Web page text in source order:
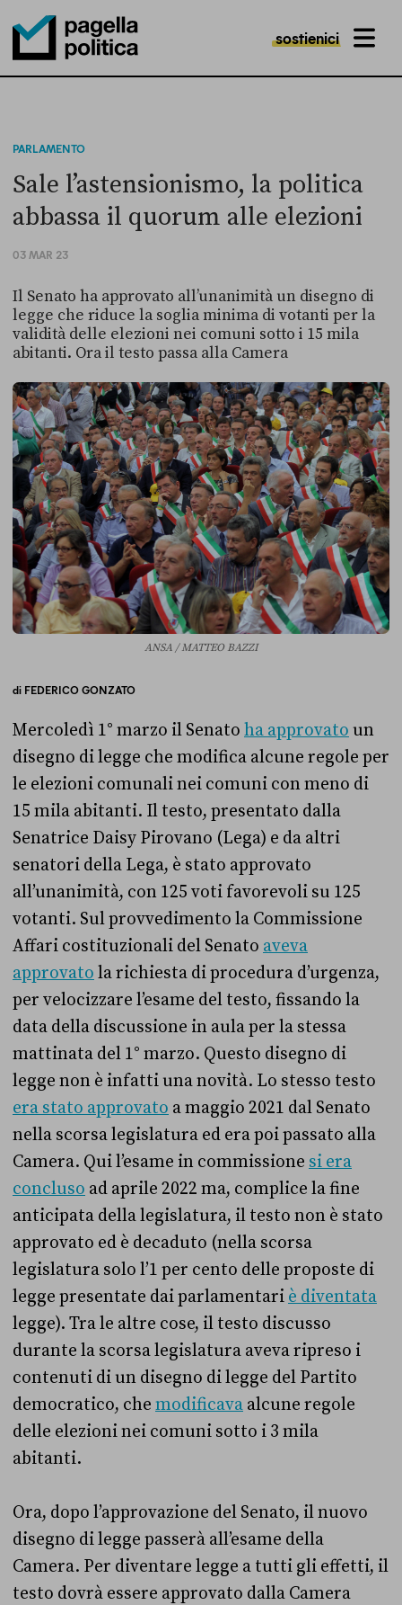
Pagella Politica Logo
sostienici MENU
PARLAMENTO
Sale l’astensionismo, la politica
abbassa il quorum alle elezioni
03 MAR 23
Il Senato ha approvato all’unanimità un disegno di
legge che riduce la soglia minima di votanti per la
validità delle elezioni nei comuni sotto i 15 mila
abitanti. Ora il testo passa alla Camera
ANSA / MATTEO BAZZI
di FEDERICO GONZATO
Mercoledì 1° marzo il Senato ha approvato un
disegno di legge che modifica alcune regole per
le elezioni comunali nei comuni con meno di
15 mila abitanti. Il testo, presentato dalla
Senatrice Daisy Pirovano (Lega) e da altri
senatori della Lega, è stato approvato
all’unanimità, con 125 voti favorevoli su 125
votanti. Sul provvedimento la Commissione
Affari costituzionali del Senato aveva
approvato la richiesta di procedura d’urgenza,
per velocizzare l’esame del testo, fissando la
data della discussione in aula per la stessa
mattinata del 1° marzo. Questo disegno di
legge non è infatti una novità. Lo stesso testo
era stato approvato a maggio 2021 dal Senato
nella scorsa legislatura ed era poi passato alla
Camera. Qui l’esame in commissione si era
concluso ad aprile 2022 ma, complice la fine
anticipata della legislatura, il testo non è stato
approvato ed è decaduto (nella scorsa
legislatura solo l’1 per cento delle proposte di
legge presentate dai parlamentari è diventata
legge). Tra le altre cose, il testo discusso
durante la scorsa legislatura aveva ripreso i
contenuti di un disegno di legge del Partito
democratico, che modificava alcune regole
delle elezioni nei comuni sotto i 3 mila
abitanti.
Ora, dopo l’approvazione del Senato, il nuovo
disegno di legge passerà all’esame della
Camera. Per diventare legge a tutti gli effetti, il
testo dovrà essere approvato dalla Camera